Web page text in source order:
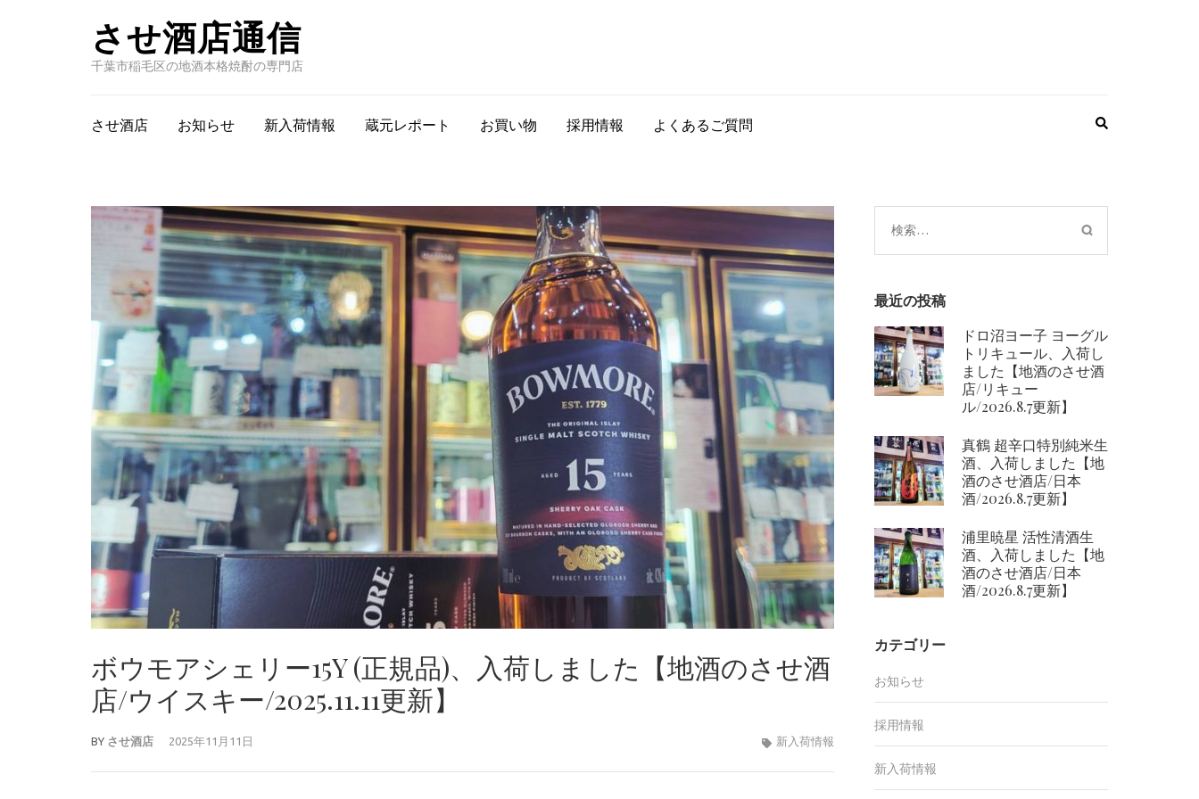
させ酒店通信
千葉市稲毛区の地酒本格焼酎の専門店
させ酒店 お知らせ 新入荷情報 蔵元レポート お買い物 採用情報 よくあるご質問
ボウモアシェリー15Y (正規品)、入荷しました【地酒のさせ酒
店/ウイスキー/2025.11.11更新】
BY させ酒店 2025年11月11日 新入荷情報
検
索:
最近の投稿
ドロ沼ヨー子 ヨーグル
トリキュール、入荷し
ました【地酒のさせ酒
店/リキュー
ル/2026.8.7更新】
真鶴 超辛口特別純米生
酒、入荷しました【地
酒のさせ酒店/日本
酒/2026.8.7更新】
浦里暁星 活性清酒生
酒、入荷しました【地
酒のさせ酒店/日本
酒/2026.8.7更新】
カテゴリー
お知らせ
採用情報
新入荷情報